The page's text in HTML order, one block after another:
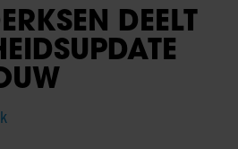
DEELT